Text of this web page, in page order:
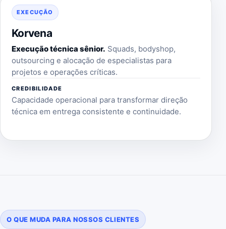
EXECUÇÃO
Korvena
Execução técnica sênior. Squads, bodyshop,
outsourcing e alocação de especialistas para
projetos e operações críticas.
CREDIBILIDADE
Capacidade operacional para transformar direção
técnica em entrega consistente e continuidade.
O QUE MUDA PARA NOSSOS CLIENTES